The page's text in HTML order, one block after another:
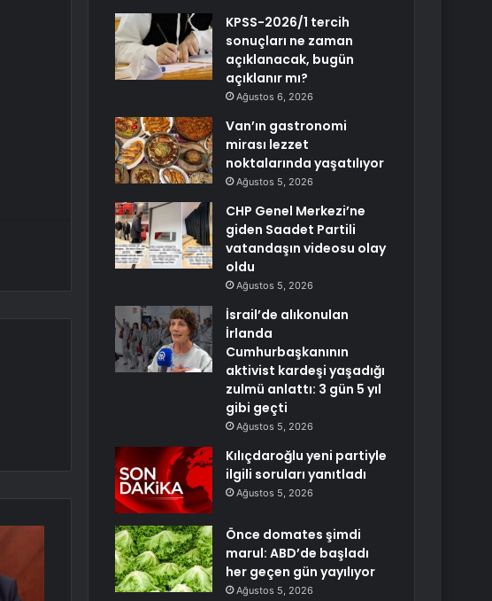
KPSS-2026/1 tercih
sonuçları ne zaman
açıklanacak, bugün
açıklanır mı?
Ağustos 6, 2026
Van’ın gastronomi
mirası lezzet
noktalarında yaşatılıyor
Ağustos 5, 2026
CHP Genel Merkezi’ne
giden Saadet Partili
vatandaşın videosu olay
oldu
Ağustos 5, 2026
İsrail’de alıkonulan
İrlanda
Cumhurbaşkanının
aktivist kardeşi yaşadığı
zulmü anlattı: 3 gün 5 yıl
gibi geçti
Ağustos 5, 2026
Kılıçdaroğlu yeni partiyle
ilgili soruları yanıtladı
Ağustos 5, 2026
Önce domates şimdi
marul: ABD’de başladı
her geçen gün yayılıyor
Ağustos 5, 2026